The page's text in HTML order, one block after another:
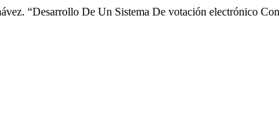
“Desarrollo De Un Sistema De votación electrónico